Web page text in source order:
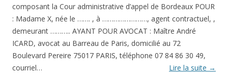
composant la Cour administrative d’appel de Bordeaux POUR
: Madame X, née le ……. , à ……………………, agent contractuel, ,
demeurant ……….. AYANT POUR AVOCAT : Maître André
ICARD, avocat au Barreau de Paris, domicilié au 72
Boulevard Pereire 75017 PARIS, téléphone 07 84 86 30 49,
courriel…
Lire la suite →